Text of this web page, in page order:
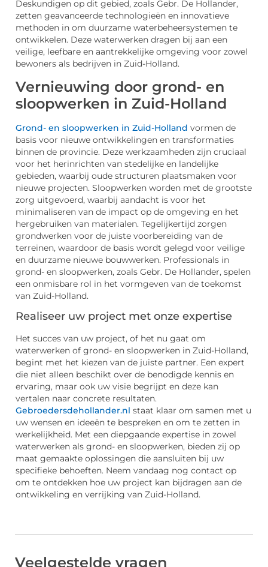
Deskundigen op dit gebied, zoals Gebr. De Hollander,
zetten geavanceerde technologieën en innovatieve
methoden in om duurzame waterbeheersystemen te
ontwikkelen. Deze waterwerken dragen bij aan een
veilige, leefbare en aantrekkelijke omgeving voor zowel
bewoners als bedrijven in Zuid-Holland.
Vernieuwing door grond- en
sloopwerken in Zuid-Holland
Grond- en sloopwerken in Zuid-Holland vormen de
basis voor nieuwe ontwikkelingen en transformaties
binnen de provincie. Deze werkzaamheden zijn cruciaal
voor het herinrichten van stedelijke en landelijke
gebieden, waarbij oude structuren plaatsmaken voor
nieuwe projecten. Sloopwerken worden met de grootste
zorg uitgevoerd, waarbij aandacht is voor het
minimaliseren van de impact op de omgeving en het
hergebruiken van materialen. Tegelijkertijd zorgen
grondwerken voor de juiste voorbereiding van de
terreinen, waardoor de basis wordt gelegd voor veilige
en duurzame nieuwe bouwwerken. Professionals in
grond- en sloopwerken, zoals Gebr. De Hollander, spelen
een onmisbare rol in het vormgeven van de toekomst
van Zuid-Holland.
Realiseer uw project met onze expertise
Het succes van uw project, of het nu gaat om
waterwerken of grond- en sloopwerken in Zuid-Holland,
begint met het kiezen van de juiste partner. Een expert
die niet alleen beschikt over de benodigde kennis en
ervaring, maar ook uw visie begrijpt en deze kan
vertalen naar concrete resultaten.
Gebroedersdehollander.nl staat klaar om samen met u
uw wensen en ideeën te bespreken en om te zetten in
werkelijkheid. Met een diepgaande expertise in zowel
waterwerken als grond- en sloopwerken, bieden zij op
maat gemaakte oplossingen die aansluiten bij uw
specifieke behoeften. Neem vandaag nog contact op
om te ontdekken hoe uw project kan bijdragen aan de
ontwikkeling en verrijking van Zuid-Holland.
Veelgestelde vragen